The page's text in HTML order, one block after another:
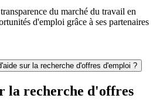
du marché du travail en
d'emploi grâce à ses partenaires
sur la recherche d'offres d'emploi ?
la recherche d'offres